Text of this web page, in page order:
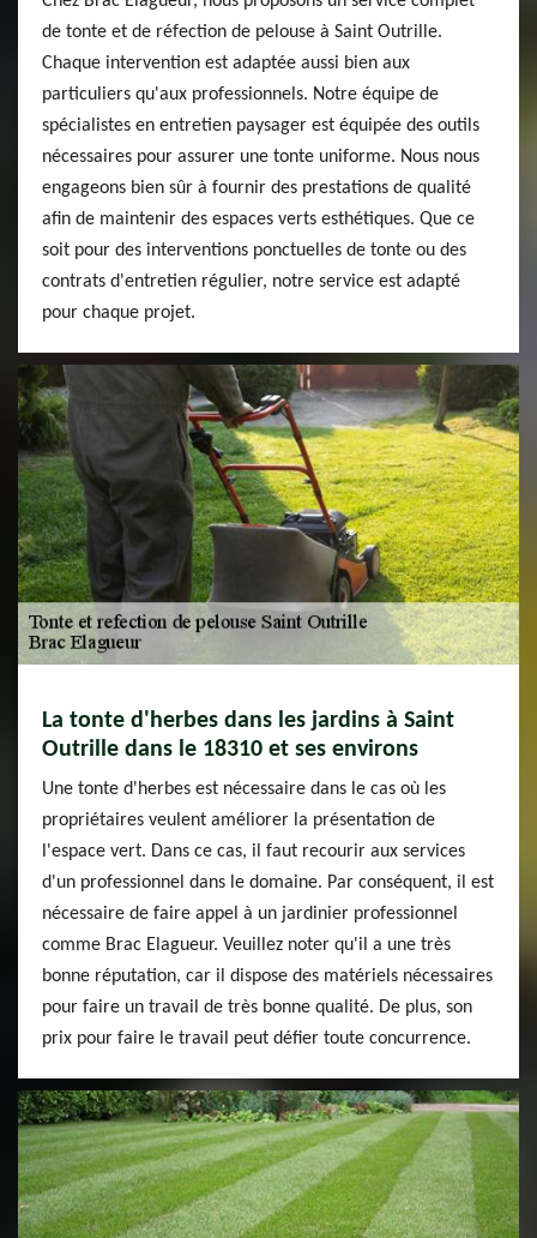
de tonte et de réfection de pelouse à Saint Outrille.
Chaque intervention est adaptée aussi bien aux
particuliers qu'aux professionnels. Notre équipe de
spécialistes en entretien paysager est équipée des outils
nécessaires pour assurer une tonte uniforme. Nous nous
engageons bien sûr à fournir des prestations de qualité
afin de maintenir des espaces verts esthétiques. Que ce
soit pour des interventions ponctuelles de tonte ou des
contrats d'entretien régulier, notre service est adapté
pour chaque projet.
La tonte d'herbes dans les jardins à Saint
Outrille dans le 18310 et ses environs
Une tonte d'herbes est nécessaire dans le cas où les
propriétaires veulent améliorer la présentation de
l'espace vert. Dans ce cas, il faut recourir aux services
d'un professionnel dans le domaine. Par conséquent, il est
nécessaire de faire appel à un jardinier professionnel
comme Brac Elagueur. Veuillez noter qu'il a une très
bonne réputation, car il dispose des matériels nécessaires
pour faire un travail de très bonne qualité. De plus, son
prix pour faire le travail peut défier toute concurrence.